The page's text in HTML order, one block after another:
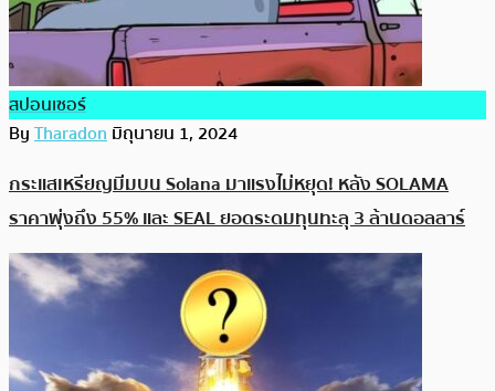
สปอนเซอร์
ByTharadonมิถุนายน 1, 2024
กระแสเหรียญมีมบน Solana มาแรงไม่หยุด! หลัง SOLAMA
ราคาพุ่งถึง 55% และ SEAL ยอดระดมทุนทะลุ 3 ล้านดอลลาร์